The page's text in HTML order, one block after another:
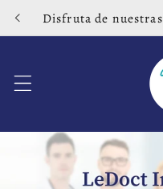
directamente
al contenido
Disfruta de